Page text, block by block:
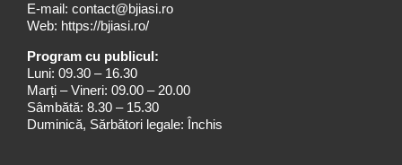
E-mail: contact@bjiasi.ro
Web: https://bjiasi.ro/
Program cu publicul:
Luni: 09.30 – 16.30
Marți – Vineri: 09.00 – 20.00
Sâmbătă: 8.30 – 15.30
Duminică, Sărbători legale: Închis